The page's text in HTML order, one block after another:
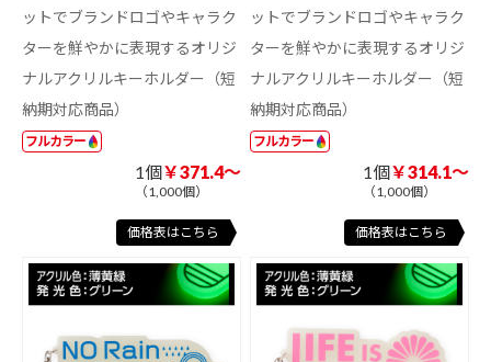
ットでブランドロゴやキャラク
ターを鮮やかに表現するオリジ
ナルアクリルキーホルダー（短
納期対応商品）
フルカラー
1個￥371.4～
（1,000個）
価格表はこちら
ットでブランドロゴやキャラク
ターを鮮やかに表現するオリジ
ナルアクリルキーホルダー（短
納期対応商品）
フルカラー
1個￥314.1～
（1,000個）
価格表はこちら